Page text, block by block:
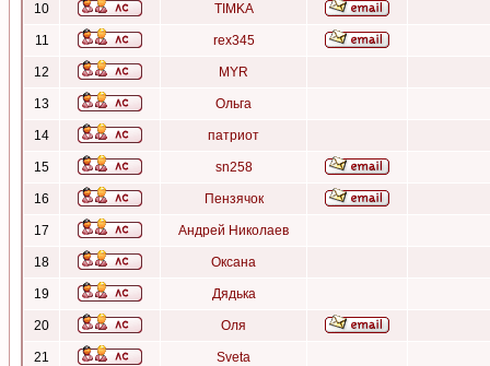
10 TIMKA
11 rex345
12 MYR
13 Ольга
14 патриот
15 sn258
16 Пензячок
17 Андрей Николаев
18 Оксана
19 Дядька
20 Оля
21 Sveta